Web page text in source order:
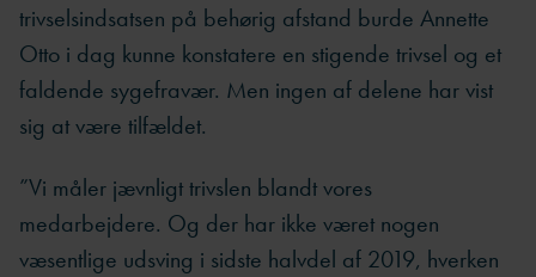
trivselsindsatsen på behørig afstand burde Annette
Otto i dag kunne konstatere en stigende trivsel og et
faldende sygefravær. Men ingen af delene har vist
sig at være tilfældet.
”Vi måler jævnligt trivslen blandt vores
medarbejdere. Og der har ikke været nogen
væsentlige udsving i sidste halvdel af 2019, hverken